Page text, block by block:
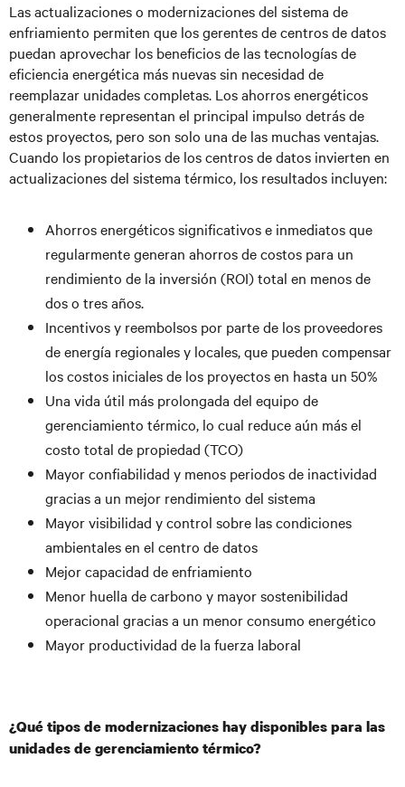
Las actualizaciones o modernizaciones del sistema de
enfriamiento permiten que los gerentes de centros de datos
puedan aprovechar los beneficios de las tecnologías de
eficiencia energética más nuevas sin necesidad de
reemplazar unidades completas. Los ahorros energéticos
generalmente representan el principal impulso detrás de
estos proyectos, pero son solo una de las muchas ventajas.
Cuando los propietarios de los centros de datos invierten en
actualizaciones del sistema térmico, los resultados incluyen:
Ahorros energéticos significativos e inmediatos que
regularmente generan ahorros de costos para un
rendimiento de la inversión (ROI) total en menos de
dos o tres años.
Incentivos y reembolsos por parte de los proveedores
de energía regionales y locales, que pueden compensar
los costos iniciales de los proyectos en hasta un 50%
Una vida útil más prolongada del equipo de
gerenciamiento térmico, lo cual reduce aún más el
costo total de propiedad (TCO)
Mayor confiabilidad y menos periodos de inactividad
gracias a un mejor rendimiento del sistema
Mayor visibilidad y control sobre las condiciones
ambientales en el centro de datos
Mejor capacidad de enfriamiento
Menor huella de carbono y mayor sostenibilidad
operacional gracias a un menor consumo energético
Mayor productividad de la fuerza laboral
¿Qué tipos de modernizaciones hay disponibles para las
unidades de gerenciamiento térmico?